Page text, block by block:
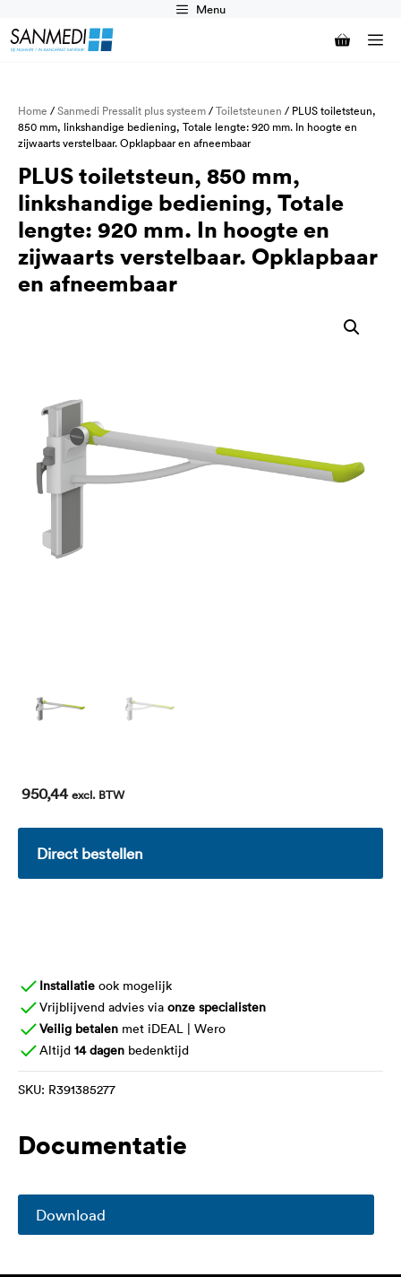
naar
de
Menu
Home /Sanmedi Pressalit plus systeem/Toiletsteunen / PLUS toiletsteun,
850 mm, linkshandige bediening, Totale lengte: 920 mm. In hoogte en
zijwaarts verstelbaar. Opklapbaar en afneembaar
PLUS toiletsteun, 850 mm,
linkshandige bediening, Totale
lengte: 920 mm. In hoogte en
zijwaarts verstelbaar. Opklapbaar
en afneembaar
950,44 excl. BTW
Direct bestellen
Installatie ook mogelijk
Vrijblijvend advies via onze specialisten
Veilig betalen met iDEAL | Wero
Altijd 14 dagen bedenktijd
SKU: R391385277
Documentatie
Download